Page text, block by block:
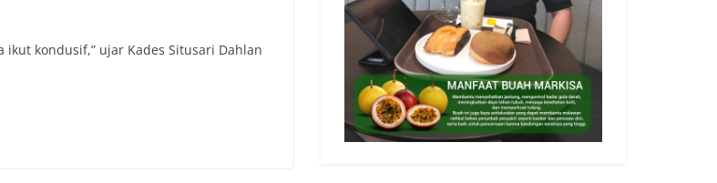
ikut kondusif,” ujar Kades Situsari Dahlan